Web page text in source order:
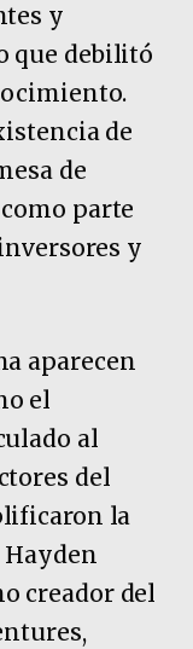
y
que debilitó
de
de
parte
y
aparecen
el
al
del
la
creador del